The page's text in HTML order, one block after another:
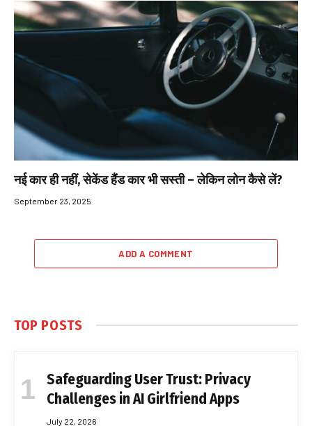
नई कार ही नहीं, सेकेंड हैंड कार भी सस्ती – लेकिन लोन कैसे लें?
September 23, 2025
ADD A COMMENT
TOP POSTS
Safeguarding User Trust: Privacy
Challenges in AI Girlfriend Apps
July 22, 2026